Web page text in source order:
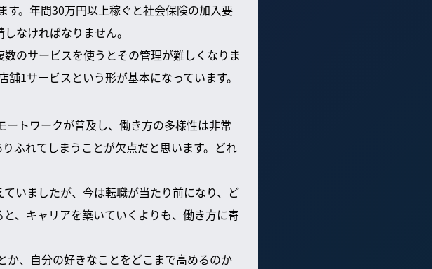
す。年間30万円以上稼ぐと社会保険の加入要
なければなりません。
のサービスを使うとその管理が難しくなりま
1サービスという形が基本になっています。
トワークが普及し、働き方の多様性は非常
ふれてしまうことが欠点だと思います。どれ
いましたが、今は転職が当たり前になり、ど
、キャリアを築いていくよりも、働き方に寄
、自分の好きなことをどこまで高めるのか